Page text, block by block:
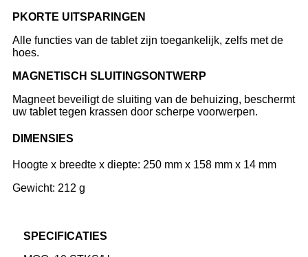
P KORTE UITSPARINGEN
Alle functies van de tablet zijn toegankelijk, zelfs met de
hoes.
MAGNETISCH SLUITINGSONTWERP
Magneet beveiligt de sluiting van de behuizing, beschermt
uw tablet tegen krassen door scherpe voorwerpen.
DIMENSIES
Hoogte x breedte x diepte: 250 mm x 158 mm x 14 mm
Gewicht: 212 g
SPECIFICATIES